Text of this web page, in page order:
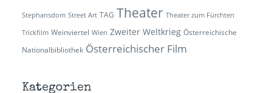
Stephansdom Street Art TAG Theater Theater zum Fürchten
Trickfilm Weinviertel Wien Zweiter Weltkrieg Österreichische
Nationalbibliothek Österreichischer Film
Kategorien